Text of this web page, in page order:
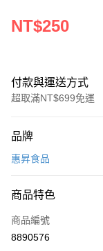
NT$250
付款與運送方式
超取滿NT$699免運
信用卡一次付款
運送方式
• 付款後全家取貨
品牌
惠昇食品
商品特色
商品編號
8890576